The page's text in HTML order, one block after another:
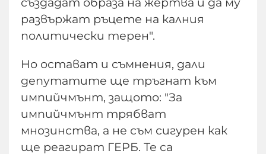
развържат ръцете на калния
политически терен".
Но остават и съмнения, дали
депутатите ще тръгнат към
импийчмънт, защото: "За
импийчмънт трябват
мнозинства, а не съм сигурен как
ще реагират ГЕРБ. Те са